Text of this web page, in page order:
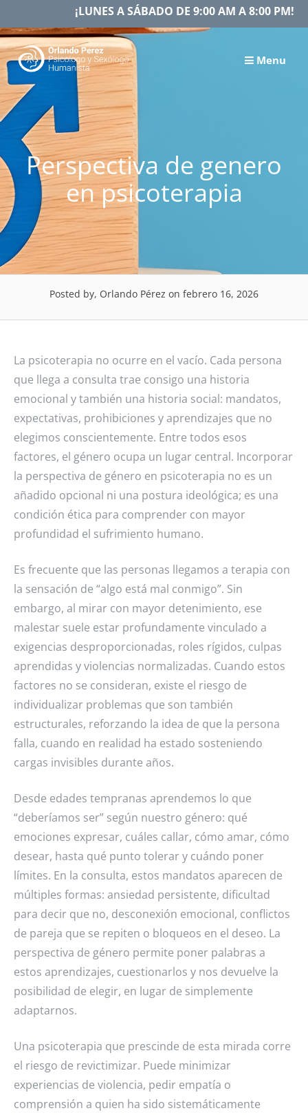
to
content
¡LUNES A SÁBADO DE 9:00 AM A 8:00 PM!
Menu
Perspectiva de genero
en psicoterapia
Posted by, Orlando Pérez on febrero 16, 2026
La psicoterapia no ocurre en el vacío. Cada persona
que llega a consulta trae consigo una historia
emocional y también una historia social: mandatos,
expectativas, prohibiciones y aprendizajes que no
elegimos conscientemente. Entre todos esos
factores, el género ocupa un lugar central. Incorporar
la perspectiva de género en psicoterapia no es un
añadido opcional ni una postura ideológica; es una
condición ética para comprender con mayor
profundidad el sufrimiento humano.
Es frecuente que las personas llegamos a terapia con
la sensación de “algo está mal conmigo”. Sin
embargo, al mirar con mayor detenimiento, ese
malestar suele estar profundamente vinculado a
exigencias desproporcionadas, roles rígidos, culpas
aprendidas y violencias normalizadas. Cuando estos
factores no se consideran, existe el riesgo de
individualizar problemas que son también
estructurales, reforzando la idea de que la persona
falla, cuando en realidad ha estado sosteniendo
cargas invisibles durante años.
Desde edades tempranas aprendemos lo que
“deberíamos ser” según nuestro género: qué
emociones expresar, cuáles callar, cómo amar, cómo
desear, hasta qué punto tolerar y cuándo poner
límites. En la consulta, estos mandatos aparecen de
múltiples formas: ansiedad persistente, dificultad
para decir que no, desconexión emocional, conflictos
de pareja que se repiten o bloqueos en el deseo. La
perspectiva de género permite poner palabras a
estos aprendizajes, cuestionarlos y nos devuelve la
posibilidad de elegir, en lugar de simplemente
adaptarnos.
Una psicoterapia que prescinde de esta mirada corre
el riesgo de revictimizar. Puede minimizar
experiencias de violencia, pedir empatía o
comprensión a quien ha sido sistemáticamente